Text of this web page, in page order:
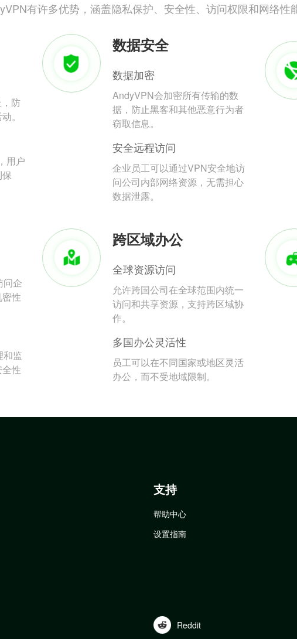
有许多优势，涵盖隐私保护、安全性、访问权限和网络性
防
。
用户
数据安全
数据加密
AndyVPN会加密所有传输的数
据，防止黑客和其他恶意行为者
窃取信息。
安全远程访问
企业员工可以通过VPN安全地访
问公司内部网络资源，无需担心
数据泄露。
问企
性
和监
性
跨区域办公
全球资源访问
允许跨国公司在全球范围内统一
访问和共享资源，支持跨区域协
作。
多国办公灵活性
员工可以在不同国家或地区灵活
办公，而不受地域限制。
支持
帮助中心
设置指南
Reddit